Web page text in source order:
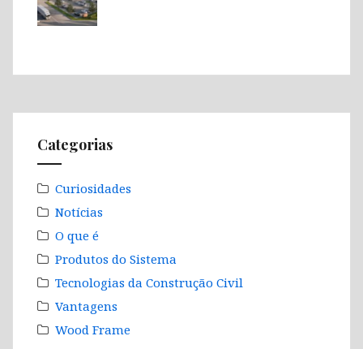
Categorias
Curiosidades
Notícias
O que é
Produtos do Sistema
Tecnologias da Construção Civil
Vantagens
Wood Frame